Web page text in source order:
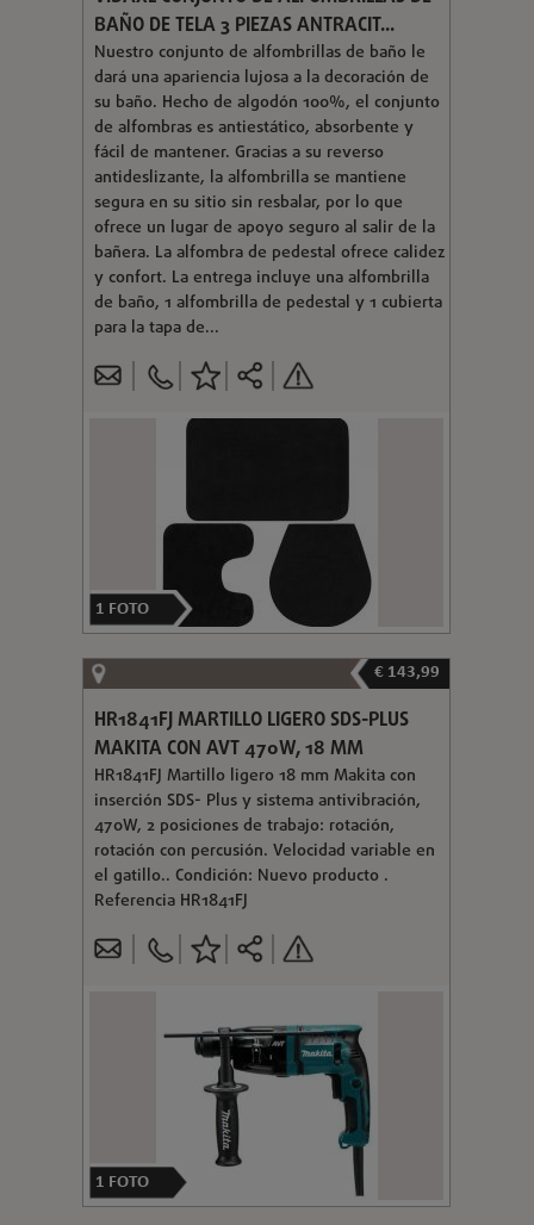
BAÑO DE TELA 3 PIEZAS ANTRACIT...
Nuestro conjunto de alfombrillas de baño le
dará una apariencia lujosa a la decoración de
su baño. Hecho de algodón 100%, el conjunto
de alfombras es antiestático, absorbente y
fácil de mantener. Gracias a su reverso
antideslizante, la alfombrilla se mantiene
segura en su sitio sin resbalar, por lo que
ofrece un lugar de apoyo seguro al salir de la
bañera. La alfombra de pedestal ofrece calidez
y confort. La entrega incluye una alfombrilla
de baño, 1 alfombrilla de pedestal y 1 cubierta
para la tapa de...
1 FOTO
€ 143,99
HR1841FJ MARTILLO LIGERO SDS-PLUS
MAKITA CON AVT 470W, 18 MM
HR1841FJ Martillo ligero 18 mm Makita con
inserción SDS- Plus y sistema antivibración,
470W, 2 posiciones de trabajo: rotación,
rotación con percusión. Velocidad variable en
el gatillo.. Condición: Nuevo producto .
Referencia HR1841FJ
1 FOTO